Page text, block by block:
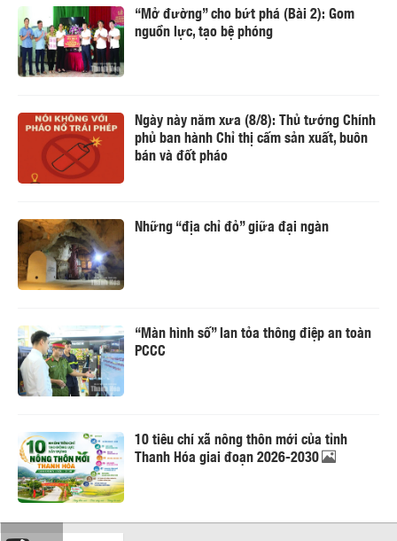
“Mở đường” cho bứt phá (Bài 2): Gom
nguồn lực, tạo bệ phóng
Ngày này năm xưa (8/8): Thủ tướng Chính
phủ ban hành Chỉ thị cấm sản xuất, buôn
bán và đốt pháo
Những “địa chỉ đỏ” giữa đại ngàn
“Màn hình số” lan tỏa thông điệp an toàn
PCCC
10 tiêu chí xã nông thôn mới của tỉnh
Thanh Hóa giai đoạn 2026-2030